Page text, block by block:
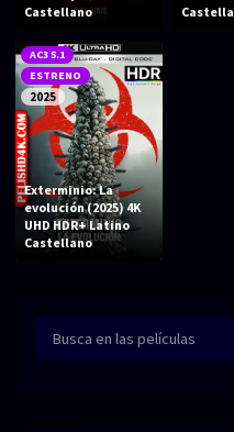
Aventura
Comedia
Terror
Familia
Fantástico
Castellano
AC3 5.1
ESTRENO
2025
Exterminio: La
evolución (2025) 4K
UHD HDR+ Latino
Castellano